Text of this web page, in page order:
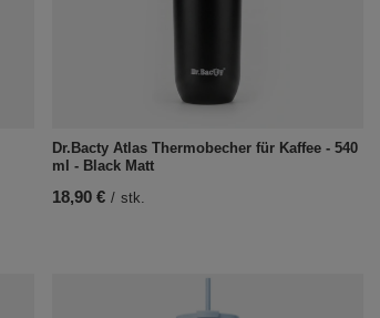
Dr.Bacty Atlas Thermobecher für Kaffee - 540
ml - Black Matt
18,90 € / stk.